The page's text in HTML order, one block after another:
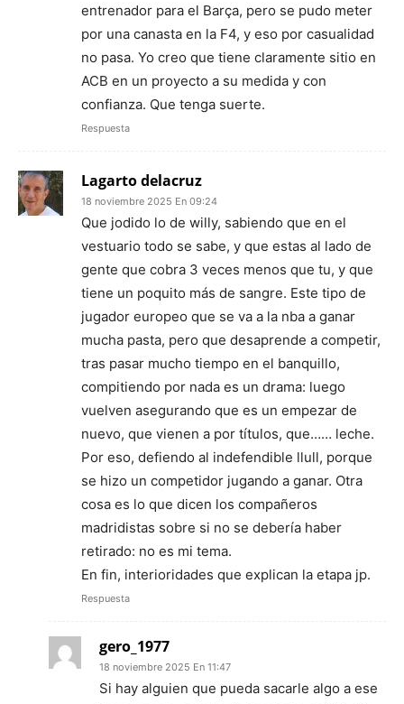
entrenador para el Barça, pero se pudo meter
por una canasta en la F4, y eso por casualidad
no pasa. Yo creo que tiene claramente sitio en
ACB en un proyecto a su medida y con
confianza. Que tenga suerte.
Respuesta
Lagarto delacruz
18 noviembre 2025 En 09:24
Que jodido lo de willy, sabiendo que en el
vestuario todo se sabe, y que estas al lado de
gente que cobra 3 veces menos que tu, y que
tiene un poquito más de sangre. Este tipo de
jugador europeo que se va a la nba a ganar
mucha pasta, pero que desaprende a competir,
tras pasar mucho tiempo en el banquillo,
compitiendo por nada es un drama: luego
vuelven asegurando que es un empezar de
nuevo, que vienen a por títulos, que…… leche.
Por eso, defiendo al indefendible llull, porque
se hizo un competidor jugando a ganar. Otra
cosa es lo que dicen los compañeros
madridistas sobre si no se debería haber
retirado: no es mi tema.
En fin, interioridades que explican la etapa jp.
Respuesta
gero_1977
18 noviembre 2025 En 11:47
Si hay alguien que pueda sacarle algo a ese